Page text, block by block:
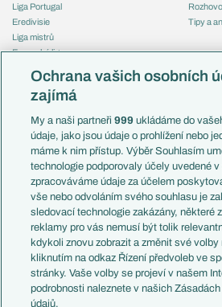
Liga Portugal
Eredivisie
Liga mistrů
Evropská liga
Mistrovství světa
Liga národů
Témata
Představení týmů MS
EuroSkauting
PL v kostce
Evropské koeficienty
Přestupy
Přestupové spekulace
Zranění
Kluby
Arsenal FC
Chelsea FC
Tipy a
Česko
Francie
Itálie
Brazílie
Zápasy
Ochrana vašich osobních
zajímá
My a naši partneři999 ukládáme do
údaje, jako jsou údaje o prohlížení nebo
máme k nim přístup. Výběr Souhlasím
technologie podporovaly účely uvedené
zpracováváme údaje za účelem
vše nebo odvoláním svého souhlasu je
sledovací technologie zakázány, některé
reklamy pro vás nemusí být tolik
kdykoli znovu zobrazit a změnit své
kliknutím na odkaz Řízení předvoleb ve
stránky. Vaše volby se projeví v našem
podrobnosti naleznete v našich
údajů.